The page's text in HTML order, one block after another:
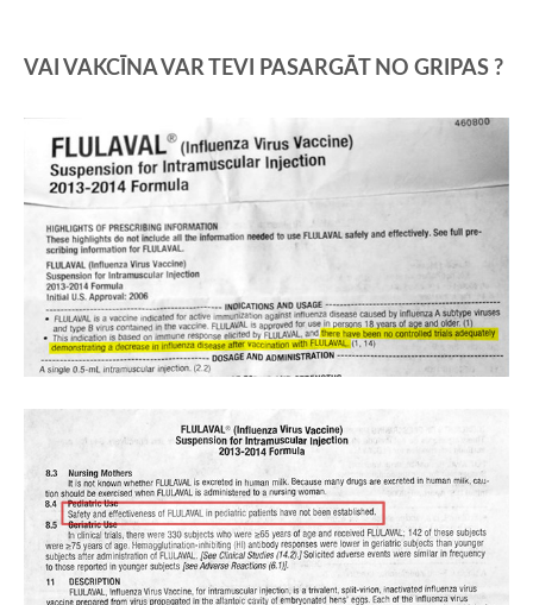
VAI VAKCĪNA VAR TEVI PASARGĀT NO GRIPAS ?